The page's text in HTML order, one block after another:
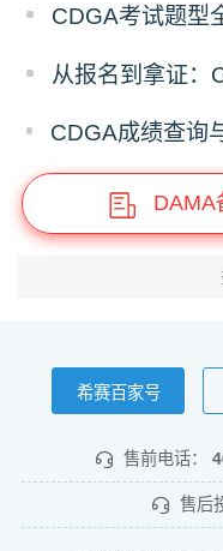
从报名到拿证：
DAMA
希赛百家号
售前电话：
售后